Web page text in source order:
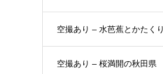
空撮あり – 水芭蕉とかたく
空撮あり – 桜満開の秋田県